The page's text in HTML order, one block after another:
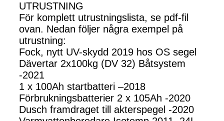
UTRUSTNING
För komplett utrustningslista, se pdf-fil
ovan. Nedan följer några exempel på
utrustning:
Fock, nytt UV-skydd 2019 hos OS segel
Dävertar 2x100kg (DV 32) Båtsystem
-2021
1 x 100Ah startbatteri –2018
Förbrukningsbatterier 2 x 105Ah -2020
Dusch framdraget till akterspegel -2020